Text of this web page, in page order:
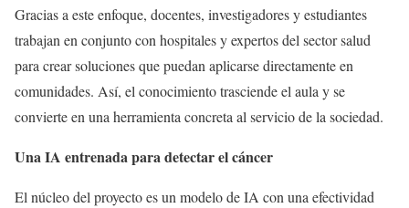
Gracias a este enfoque, docentes, investigadores y estudiantes
trabajan en conjunto con hospitales y expertos del sector salud
para crear soluciones que puedan aplicarse directamente en
comunidades. Así, el conocimiento trasciende el aula y se
convierte en una herramienta concreta al servicio de la sociedad.
Una IA entrenada para detectar el cáncer
El núcleo del proyecto es un modelo de IA con una efectividad